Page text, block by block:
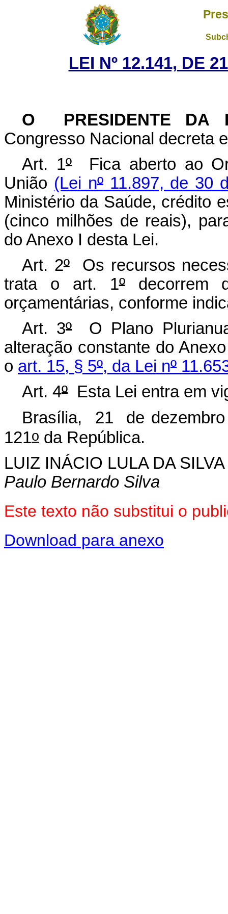
LEI Nº 12.141, DE
O PRESIDENTE DA
Congresso Nacional decreta
Art. 1ºFica aberto ao
União (Lei nº11.897, de 30
Ministério da Saúde, crédito
(cinco milhões de reais),
do Anexo I desta Lei.
Art. 2ºOs recursos
trata o art. 1ºdecorrem
orçamentárias, conforme
Art. 3ºO Plano
alteração constante do
o art. 15, § 5º, da Lei nº
Art. 4º Esta Lei entra em
Brasília, 21 de dezembro
121o da República.
LUIZ INÁCIO LULA DA SILVA
Paulo Bernardo Silva
Este texto não substitui o
Download para anexo